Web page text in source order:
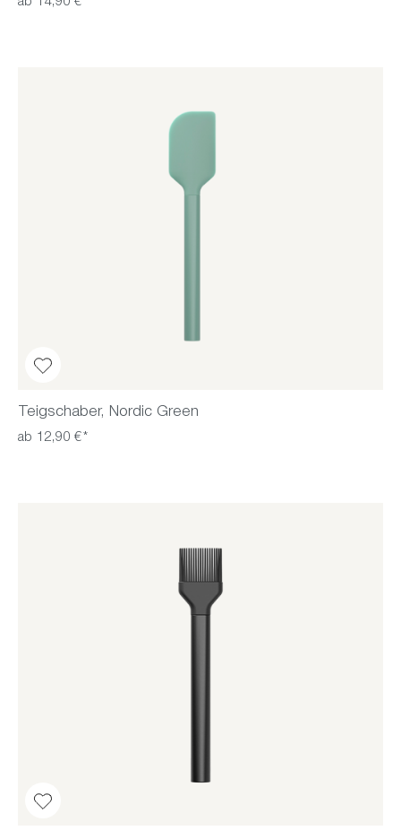
Teigschaber, Nordic Green
ab 12,90 €*